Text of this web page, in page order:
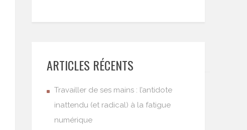
ARTICLES RÉCENTS
Travailler de ses mains : l’antidote
inattendu (et radical) à la fatigue
numérique